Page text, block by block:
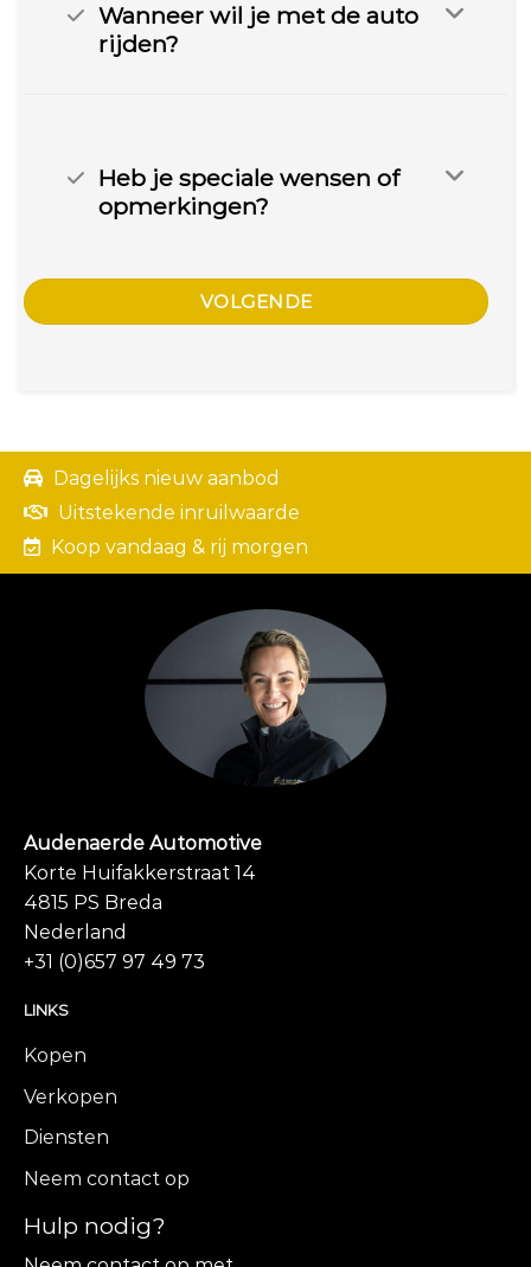
Wanneer wil je met de auto
rijden?
Heb je speciale wensen of
opmerkingen?
VOLGENDE
Dagelijks nieuw aanbod
Uitstekende inruilwaarde
Koop vandaag & rij morgen
Audenaerde Automotive
Korte Huifakkerstraat 14
4815 PS Breda
Nederland
+31 (0)657 97 49 73
LINKS
Kopen
Verkopen
Diensten
Neem contact op
Hulp nodig?